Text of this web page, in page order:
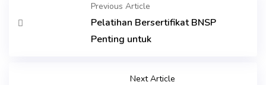
Previous Article
Pelatihan Bersertifikat BNSP
Penting untuk
Next Article